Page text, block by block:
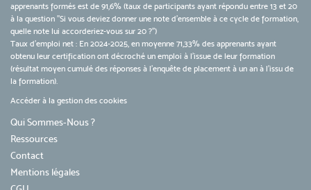
apprenants formés est de 91,6% (taux de participants ayant répondu entre 13 et 20
à la question "Si vous deviez donner une note d’ensemble à ce cycle de formation,
quelle note lui accorderiez-vous sur 20 ?")
Taux d’emploi net : En 2024-2025, en moyenne 71,33% des apprenants ayant
obtenu leur certification ont décroché un emploi à l'issue de leur formation
(résultat moyen cumulé des réponses à l'enquête de placement à un an à l'issu de
la formation).
Accéder à la gestion des cookies
Qui Sommes-Nous ?
Ressources
Contact
Mentions légales